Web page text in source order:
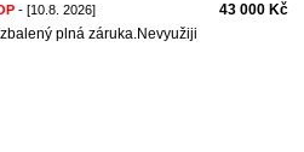
- [10.8. 2026]
plná záruka.Nevyužiji
43 000 Kč